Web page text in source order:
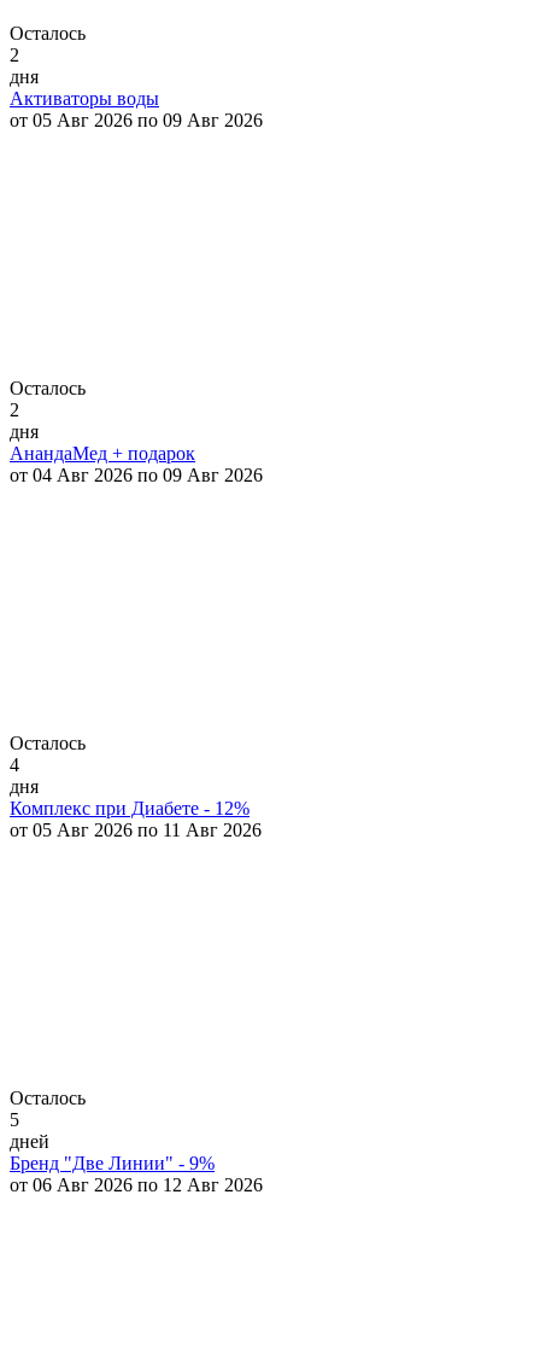
Осталось
2
дня
Активаторы воды
от 05 Авг 2026 по 09 Авг 2026
Осталось
2
дня
АнандаМед + подарок
от 04 Авг 2026 по 09 Авг 2026
Осталось
4
дня
Комплекс при Диабете - 12%
от 05 Авг 2026 по 11 Авг 2026
Осталось
5
дней
Бренд "Две Линии" - 9%
от 06 Авг 2026 по 12 Авг 2026